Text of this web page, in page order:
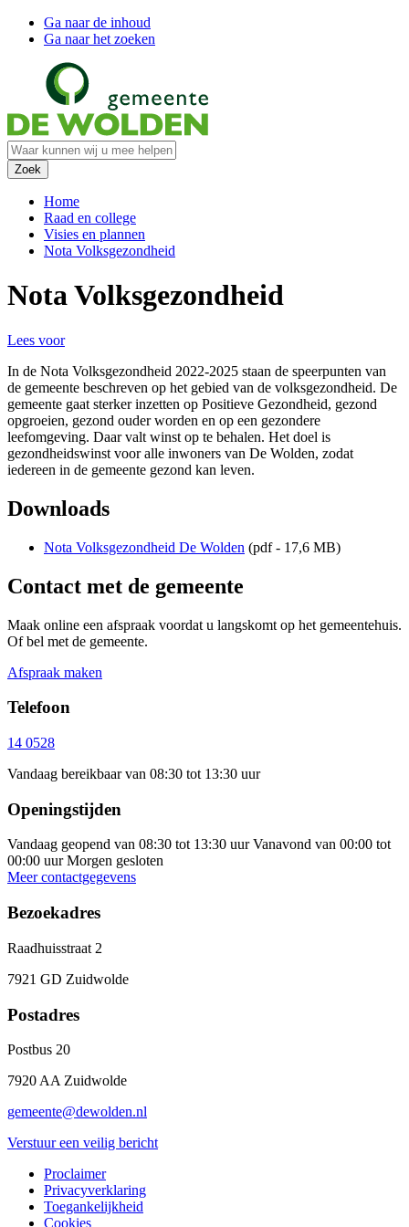
Ga naar de inhoud
Ga naar het zoeken
Home
Raad en college
Visies en plannen
Nota Volksgezondheid
Nota Volksgezondheid
Lees voor
In de Nota Volksgezondheid 2022-2025 staan de speerpunten van
de gemeente beschreven op het gebied van de volksgezondheid. De
gemeente gaat sterker inzetten op Positieve Gezondheid, gezond
opgroeien, gezond ouder worden en op een gezondere
leefomgeving. Daar valt winst op te behalen. Het doel is
gezondheidswinst voor alle inwoners van De Wolden, zodat
iedereen in de gemeente gezond kan leven.
Downloads
Nota Volksgezondheid De Wolden (pdf - 17,6 MB)
Contact met de gemeente
Maak online een afspraak voordat u langskomt op het gemeentehuis.
Of bel met de gemeente.
Afspraak maken
Telefoon
14 0528
Vandaag bereikbaar van 08:30 tot 13:30 uur
Openingstijden
Vandaag geopend van 08:30 tot 13:30 uur Vanavond van 00:00 tot
00:00 uur Morgen gesloten
Meer contactgegevens
Bezoekadres
Raadhuisstraat 2
7921 GD Zuidwolde
Postadres
Postbus 20
7920 AA Zuidwolde
gemeente@dewolden.nl
Verstuur een veilig bericht
Proclaimer
Privacyverklaring
Toegankelijkheid
Cookies